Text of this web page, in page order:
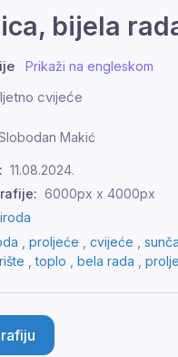
bijela
Prikaži na engleskom
cvijeće
Makić
11.08.2024.
6000px x 4000px
proljeće cvijeće
,toplo bela rada